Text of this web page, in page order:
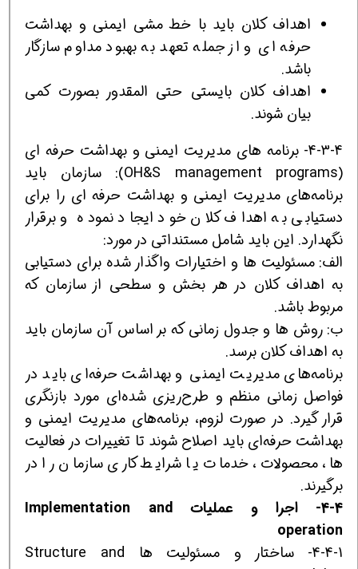
اهداف کلان باید با خط مشی ایمنی و بهداشت
حرفه ای و از جمله تعهد به بهبود مداوم سازگار
باشد.
اهداف کلان بایستی حتی المقدور بصورت کمی
بیان شوند.
4-3-4- برنامه های مدیریت ایمنی و بهداشت حرفه ای
(OH&S management programs): سازمان باید
برنامه‌های مدیریت ایمنی و بهداشت حرفه‌ ای را برای
دستیابی به اهداف کلان خود ایجاد نموده و برقرار
نگهدارد. این باید شامل مستنداتی در مورد:
الف: مسئولیت ها و اختیارات واگذار شده برای دستیابی
به اهداف کلان در هر بخش و سطحی از سازمان که
مربوط باشد.
ب: روش ها و جدول زمانی که بر اساس آن سازمان باید
به اهداف کلان برسد.
برنامه‌های مدیریت ایمنی و بهداشت حرفه‌ای باید در
فواصل زمانی منظم و طرح‌ریزی شده‌ای مورد بازنگری
قرار گیرد. در صورت لزوم، برنامه‌های مدیریت ایمنی و
بهداشت حرفه‌ای باید اصلاح شوند تا تغییرات در فعالیت
ها، محصولات، خدمات یا شرایط کاری سازمان را در
برگیرند.
4-4- اجرا و عملیات Implementation and
operation
4-4-1- ساختار و مسئولیت ها Structure and